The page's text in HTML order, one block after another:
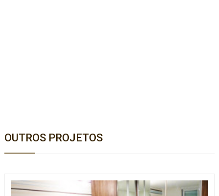
OUTROS PROJETOS